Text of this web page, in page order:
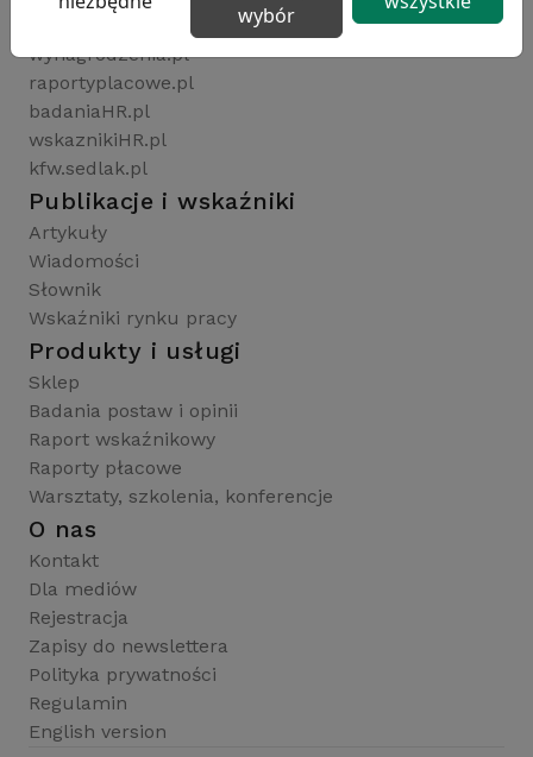
wynagrodzenia.pl
raportyplacowe.pl
badaniaHR.pl
wskaznikiHR.pl
kfw.sedlak.pl
Publikacje i wskaźniki
Artykuły
Wiadomości
Słownik
Wskaźniki rynku pracy
Produkty i usługi
Sklep
Badania postaw i opinii
Raport wskaźnikowy
Raporty płacowe
Warsztaty, szkolenia, konferencje
O nas
Kontakt
Dla mediów
Rejestracja
Zapisy do newslettera
Polityka prywatności
Regulamin
English version
wybór